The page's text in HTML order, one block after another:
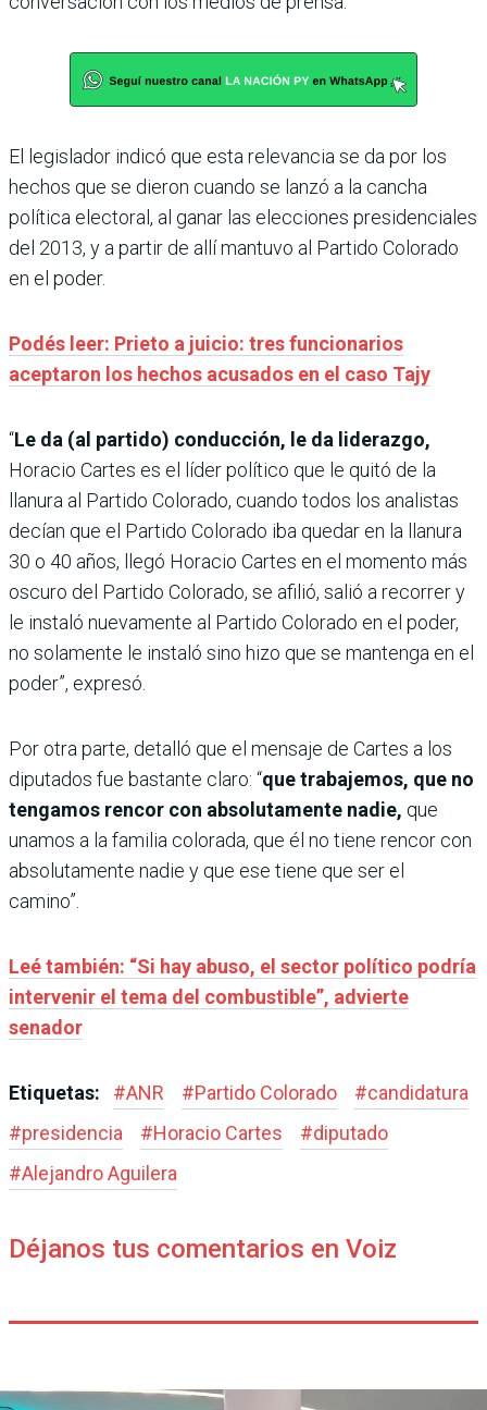
El legislador indicó que esta relevancia se da por los
hechos que se dieron cuando se lanzó a la cancha
política electoral, al ganar las elecciones presidenciales
del 2013, y a partir de allí mantuvo al Partido Colorado
en el poder.
Podés leer: Prieto a juicio: tres funcionarios
aceptaron los hechos acusados en el caso Tajy
“Le da (al partido) conducción, le da liderazgo,
Horacio Cartes es el líder político que le quitó de la
llanura al Partido Colorado, cuando todos los analistas
decían que el Partido Colorado iba quedar en la llanura
30 o 40 años, llegó Horacio Cartes en el momento más
oscuro del Partido Colorado, se afilió, salió a recorrer y
le instaló nuevamente al Partido Colorado en el poder,
no solamente le instaló sino hizo que se mantenga en el
poder”, expresó.
Por otra parte, detalló que el mensaje de Cartes a los
diputados fue bastante claro: “que trabajemos, que no
tengamos rencor con absolutamente nadie, que
unamos a la familia colorada, que él no tiene rencor con
absolutamente nadie y que ese tiene que ser el
camino”.
Leé también: “Si hay abuso, el sector político podría
intervenir el tema del combustible”, advierte
senador
Etiquetas: #ANR #Partido Colorado #candidatura
#presidencia #Horacio Cartes #diputado
#Alejandro Aguilera
Déjanos tus comentarios en Voiz